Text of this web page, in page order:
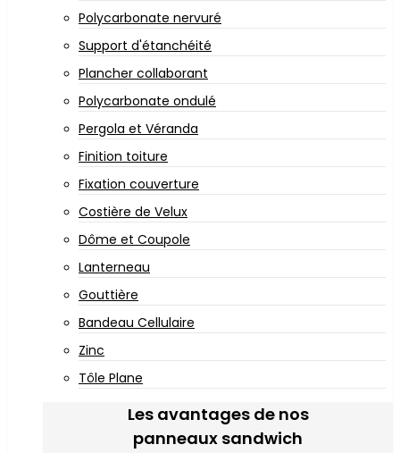
Polycarbonate nervuré
Support d'étanchéité
Plancher collaborant
Polycarbonate ondulé
Pergola et Véranda
Finition toiture
Fixation couverture
Costière de Velux
Dôme et Coupole
Lanterneau
Gouttière
Bandeau Cellulaire
Zinc
Tôle Plane
Les avantages de nos
panneaux sandwich